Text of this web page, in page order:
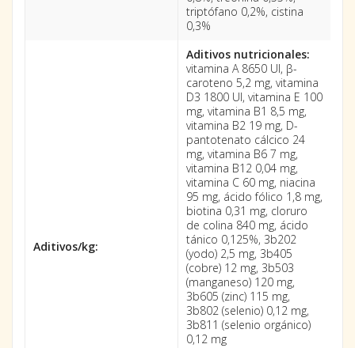
triptófano 0,2%, cistina
0,3%
Aditivos/kg:
Aditivos nutricionales:
vitamina A 8650 UI, β-
caroteno 5,2 mg, vitamina
D3 1800 UI, vitamina E 100
mg, vitamina B1 8,5 mg,
vitamina B2 19 mg, D-
pantotenato cálcico 24
mg, vitamina B6 7 mg,
vitamina B12 0,04 mg,
vitamina C 60 mg, niacina
95 mg, ácido fólico 1,8 mg,
biotina 0,31 mg, cloruro
de colina 840 mg, ácido
tánico 0,125%, 3b202
(yodo) 2,5 mg, 3b405
(cobre) 12 mg, 3b503
(manganeso) 120 mg,
3b605 (zinc) 115 mg,
3b802 (selenio) 0,12 mg,
3b811 (selenio orgánico)
0,12 mg